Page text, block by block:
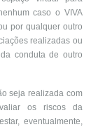
caso o VIVA
por qualquer outro
realizadas ou
conduta de outro
seja realizada com
os riscos da
eventualmente,